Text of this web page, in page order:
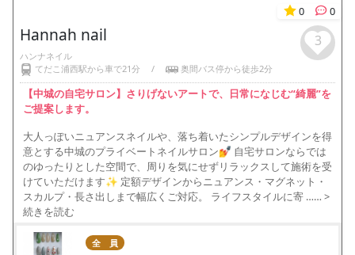
0 0
Hannah nail
ハンナネイル
てだこ浦西駅から車で21分
/ 奥間バス停から徒歩2分
3
【中城の自宅サロン】さりげないアートで、日常になじむ“綺麗”を
ご提案します。
大人っぽいニュアンスネイルや、落ち着いたシンプルデザインを得
意とする中城のプライベートネイルサロン💅 自宅サロンならでは
のゆったりとした空間で、周りを気にせずリラックスして施術を受
けていただけます✨ 定額デザインからニュアンス・マグネット・
スカルプ・長さ出しまで幅広くご対応。 ライフスタイルに寄 …… >
続きを読む
全 員